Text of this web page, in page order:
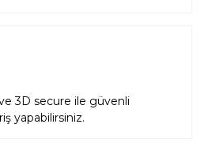
3D secure ile güvenli
yapabilirsiniz.